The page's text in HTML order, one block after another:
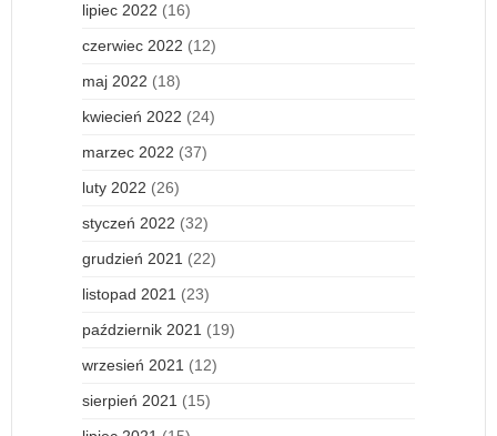
lipiec 2022 (16)
czerwiec 2022 (12)
maj 2022 (18)
kwiecień 2022 (24)
marzec 2022 (37)
luty 2022 (26)
styczeń 2022 (32)
grudzień 2021 (22)
listopad 2021 (23)
październik 2021 (19)
wrzesień 2021 (12)
sierpień 2021 (15)